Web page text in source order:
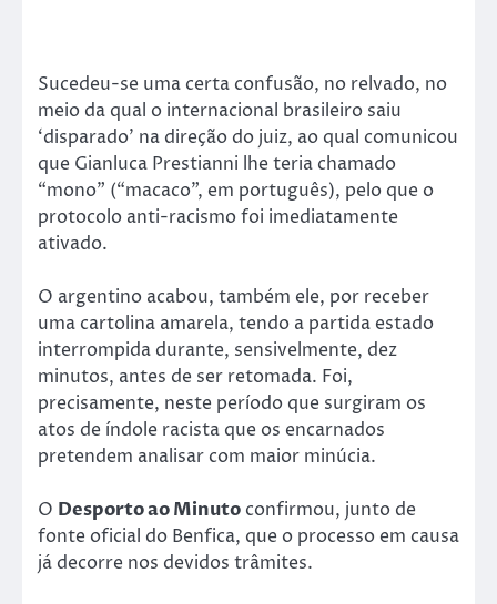
Sucedeu-se uma certa confusão, no relvado, no
meio da qual o internacional brasileiro saiu
‘disparado’ na direção do juiz, ao qual comunicou
que Gianluca Prestianni lhe teria chamado
“mono” (“macaco”, em português), pelo que o
protocolo anti-racismo foi imediatamente
ativado.
O argentino acabou, também ele, por receber
uma cartolina amarela, tendo a partida estado
interrompida durante, sensivelmente, dez
minutos, antes de ser retomada. Foi,
precisamente, neste período que surgiram os
atos de índole racista que os encarnados
pretendem analisar com maior minúcia.
O Desporto ao Minuto confirmou, junto de
fonte oficial do Benfica, que o processo em causa
já decorre nos devidos trâmites.